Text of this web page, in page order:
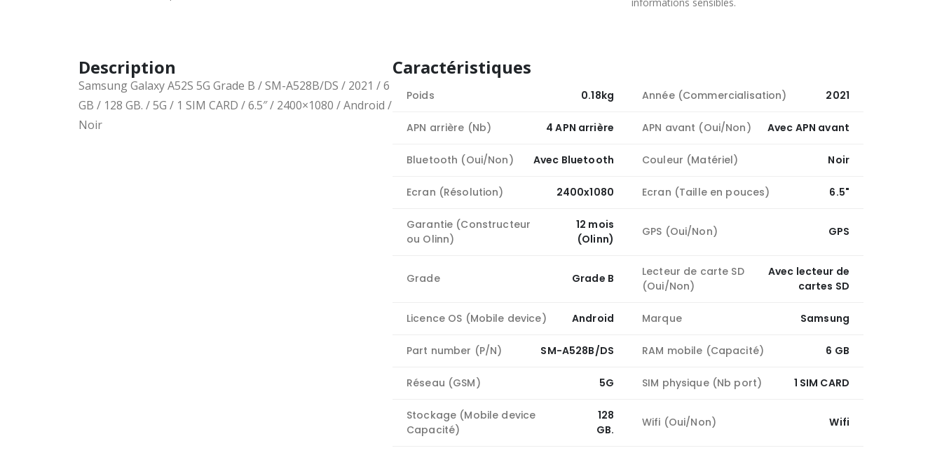
Description
Samsung Galaxy A52S 5G Grade B / SM-A528B/DS / 2021 / 6
GB / 128 GB. / 5G / 1 SIM CARD / 6.5″ / 2400×1080 / Android /
Noir
Caractéristiques
Poids 0.18kg Année (Commercialisation) 2021
APN arrière (Nb) 4 APN arrière APN avant (Oui/Non) Avec APN avant
Bluetooth (Oui/Non) Avec Bluetooth Couleur (Matériel) Noir
Ecran (Résolution) 2400x1080 Ecran (Taille en pouces) 6.5"
Garantie (Constructeur
ou Olinn)
12 mois
(Olinn)
GPS (Oui/Non) GPS
Grade Grade B
Lecteur de carte SD
(Oui/Non)
Avec lecteur de
cartes SD
Licence OS (Mobile device) Android Marque Samsung
Part number (P/N) SM-A528B/DS RAM mobile (Capacité) 6 GB
Réseau (GSM) 5G SIM physique (Nb port) 1 SIM CARD
Stockage (Mobile device
Capacité)
128
GB.
Wifi (Oui/Non) Wifi